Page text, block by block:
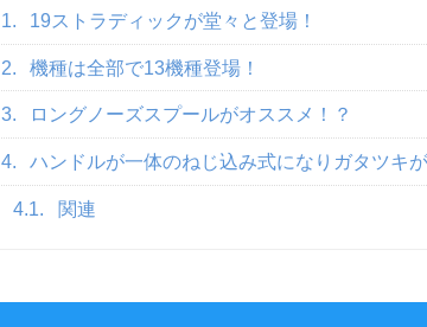
1. 19ストラディックが堂々と登場！
2. 機種は全部で13機種登場！
3. ロングノーズスプールがオススメ！？
4. ハンドルが一体のねじ込み式になりガタツキ
4.1. 関連